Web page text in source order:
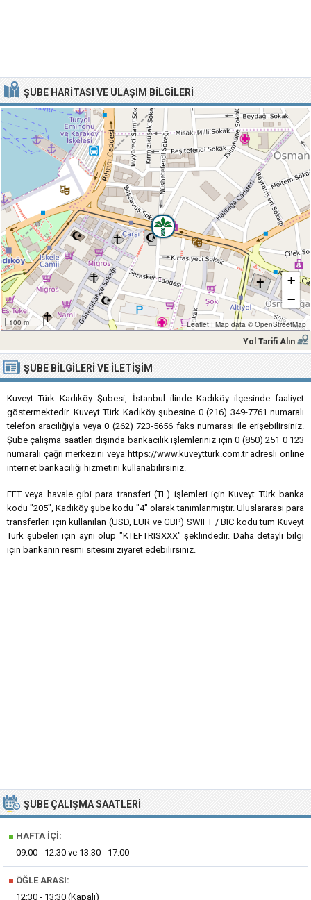
ŞUBE HARITASI VE ULAŞIM BILGILERI
100 m
+
−
Leaflet | Map data ©OpenStreetMap
Yol Tarifi Alın
ŞUBE BILGILERI VE İLETIŞIM
Kuveyt Türk Kadıköy Şubesi, İstanbul ilinde Kadıköy ilçesinde faaliyet
göstermektedir. Kuveyt Türk Kadıköy şubesine 0 (216) 349-7761 numaralı
telefon aracılığıyla veya 0 (262) 723-5656 faks numarası ile erişebilirsiniz.
Şube çalışma saatleri dışında bankacılık işlemleriniz için 0 (850) 251 0 123
numaralı çağrı merkezini veya https://www.kuveytturk.com.tr adresli online
internet bankacılığı hizmetini kullanabilirsiniz.
EFT veya havale gibi para transferi (TL) işlemleri için Kuveyt Türk banka
kodu "205", Kadıköy şube kodu "4" olarak tanımlanmıştır. Uluslararası para
transferleri için kullanılan (USD, EUR ve GBP) SWIFT / BIC kodu tüm Kuveyt
Türk şubeleri için aynı olup "KTEFTRISXXX" şeklindedir. Daha detaylı bilgi
için bankanın resmi sitesini ziyaret edebilirsiniz.
ŞUBE ÇALIŞMA SAATLERI
■ HAFTA İÇI:
09:00 - 12:30 ve 13:30 - 17:00
■ ÖĞLE ARASI:
12:30 - 13:30 (Kapalı)